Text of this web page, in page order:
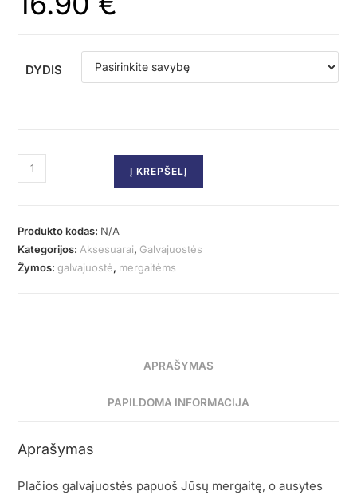
DYDIS
Į KREPŠELĮ
Produkto kodas: N/A
Kategorijos: Aksesuarai, Galvajuostės
Žymos:galvajuostė, mergaitėms
APRAŠYMAS
PAPILDOMA INFORMACIJA
Aprašymas
Plačios galvajuostės papuoš Jūsų mergaitę, o ausytes